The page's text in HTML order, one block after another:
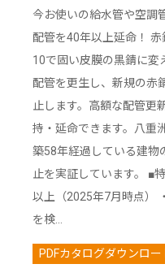
今お使いの給水管や空調
配管を40年以上延命！
10で固い皮膜の黒錆に変
配管を更生し、新規の赤
止します。高額な配管更
持・延命できます。八重
築58年経過している建物
止を実証しています。 ■
以上（2025年7月時点）
を検…
PDFカタログダウンロ